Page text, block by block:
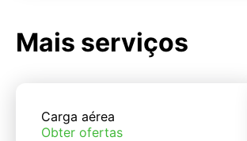
Mais serviços
Carga aérea
Obter ofertas